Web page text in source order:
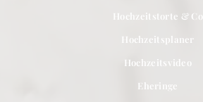
Hochzeitstorte & Co
Hochzeitsplaner
Hochzeitsvideo
Eheringe